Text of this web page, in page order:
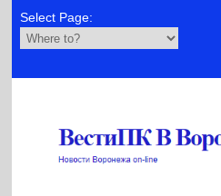
Select Page: